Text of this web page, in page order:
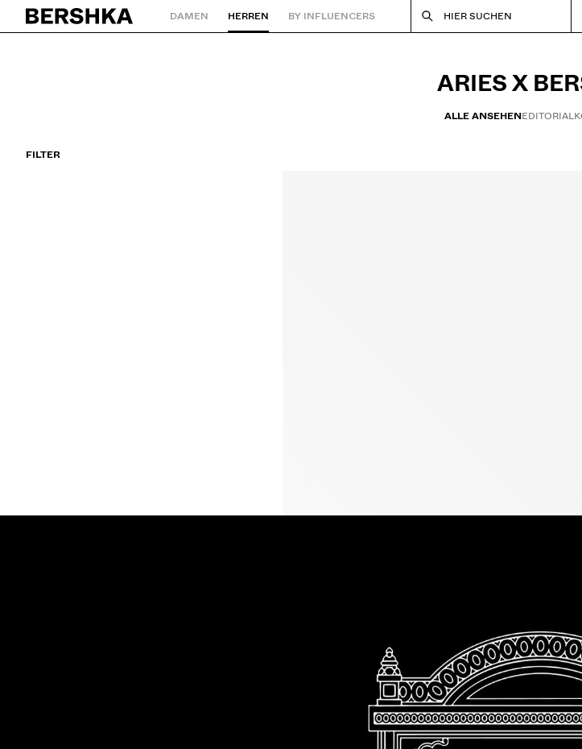
Zurück zur Startseite DAMEN HERREN BY INFLUENCERS HIER SUCHEN
ARIES X
ALLE ANSEHENEDITORIAL
FILTER